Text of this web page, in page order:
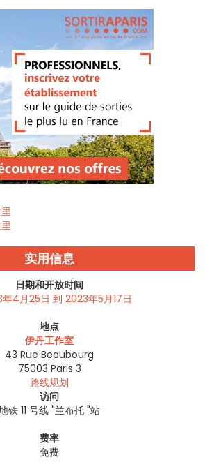
实用信息
日期和开放时间
4月25日 到 2023年5月17日
地点
伊丹工作室
43 Rue Beaubourg
75003 Paris 3
路线规划
访问
铁 11 号线 "兰布托 "站
费率
免费